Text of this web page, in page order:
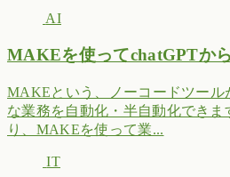
AI
MAKEを使ってchatGPTか
MAKEという、ノーコードツール
な業務を自動化・半自動化でき
り、MAKEを使って業...
IT